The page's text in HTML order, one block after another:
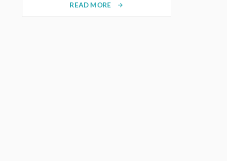
READ MORE arrow_forward